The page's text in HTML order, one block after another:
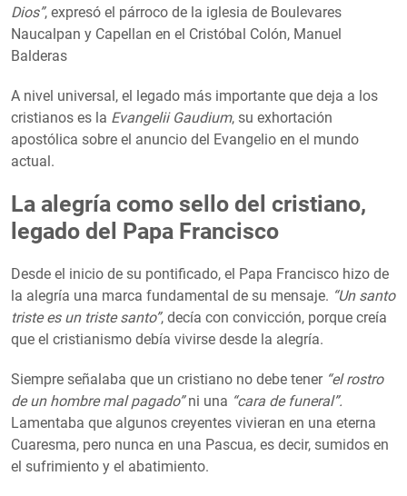
Dios”, expresó el párroco de la iglesia de Boulevares
Naucalpan y Capellan en el Cristóbal Colón, Manuel
Balderas
A nivel universal, el legado más importante que deja a los
cristianos es la Evangelii Gaudium, su exhortación
apostólica sobre el anuncio del Evangelio en el mundo
actual.
La alegría como sello del cristiano,
legado del Papa Francisco
Desde el inicio de su pontificado, el Papa Francisco hizo de
la alegría una marca fundamental de su mensaje. “Un santo
triste es un triste santo”, decía con convicción, porque creía
que el cristianismo debía vivirse desde la alegría.
Siempre señalaba que un cristiano no debe tener “el rostro
de un hombre mal pagado”ni una “cara de funeral”.
Lamentaba que algunos creyentes vivieran en una eterna
Cuaresma, pero nunca en una Pascua, es decir, sumidos en
el sufrimiento y el abatimiento.